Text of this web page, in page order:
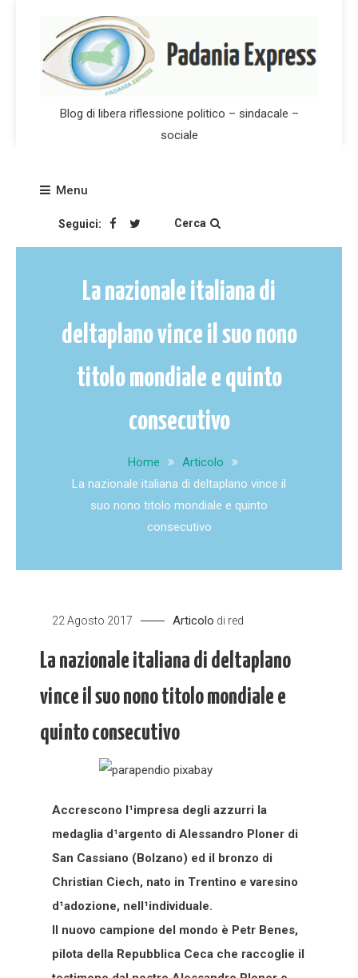
Blog di libera riflessione politico – sindacale –
sociale
Menu
Seguici: Cerca
La nazionale italiana di
deltaplano vince il suo nono
titolo mondiale e quinto
consecutivo
Home
Articolo
La nazionale italiana di deltaplano vince il
suo nono titolo mondiale e quinto
consecutivo
22 Agosto 2017 Articolo di red
La nazionale italiana di deltaplano
vince il suo nono titolo mondiale e
quinto consecutivo
Accrescono l¹impresa degli azzurri la
medaglia d¹argento di Alessandro Ploner di
San Cassiano (Bolzano) ed il bronzo di
Christian Ciech, nato in Trentino e varesino
d¹adozione, nell¹individuale.
Il nuovo campione del mondo è Petr Benes,
pilota della Repubblica Ceca che raccoglie il